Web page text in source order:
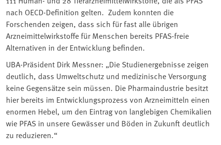
nach OECD-Definition gelten. Zudem konnten die
Forschenden zeigen, dass sich für fast alle übrigen
Arzneimittelwirkstoffe für Menschen bereits PFAS-freie
Alternativen in der Entwicklung befinden.
UBA-Präsident Dirk Messner: „Die Studienergebnisse zeigen
deutlich, dass Umweltschutz und medizinische Versorgung
keine Gegensätze sein müssen. Die Pharmaindustrie besitzt
hier bereits im Entwicklungsprozess von Arzneimitteln einen
enormen Hebel, um den Eintrag von langlebigen Chemikalien
wie PFAS in unsere Gewässer und Böden in Zukunft deutlich
zu reduzieren.“